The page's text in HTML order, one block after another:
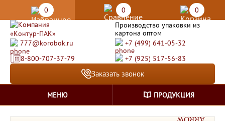
0 0
0
Производство упаковки из
картона оптом
777@korobok.ru
+7 (499) 641-05-32
8-800-707-37-79
+7 (925) 517-56-83
Заказать звонок
МЕНЮ ПРОДУКЦИЯ